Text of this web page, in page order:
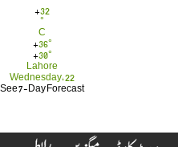
+32
°
C
+36°
+30°
Lahore
Wednesday, 22
See 7-Day Forecast